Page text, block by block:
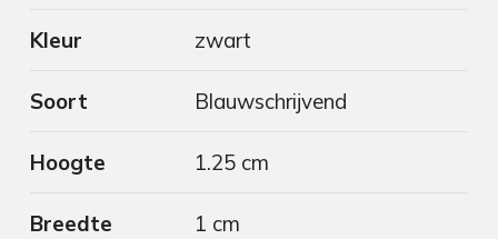
Kleur zwart
Soort Blauwschrijvend
Hoogte 1.25 cm
Breedte 1 cm